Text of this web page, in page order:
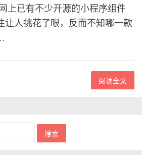
上已有不少开源的小程序组件
让人挑花了眼，反而不知哪一款
阅读全文